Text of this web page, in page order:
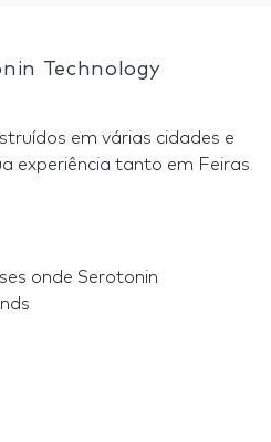
Technology
em várias cidades e
experiência tanto em Feiras
onde Serotonin